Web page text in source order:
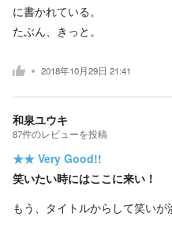
に書かれている。
たぶん、きっと。
2018年10月29日 21:41
和泉ユウキ
87件のレビューを投稿
★★ Very Good!!
笑いたい時にはここに来い！
もう、タイトルからして笑いが